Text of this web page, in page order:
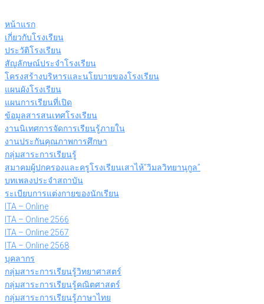
to
content
หน้าแรก
เกี่ยวกับโรงเรียน
ประวัติโรงเรียน
สัญลักษณ์ประจำโรงเรียน
โครงสร้างบริหารและนโยบายของโรงเรียน
แผนผังโรงเรียน
แผนการเรียนที่เปิด
ข้อมูลสารสนเทศโรงเรียน
งานนิเทศการจัดการเรียนรู้ภายใน
งานประกันคุณภาพการศึกษา
กลุ่มสาระการเรียนรู้
สมาคมผู้ปกครองและครูโรงเรียนเสาไห้”วิมลวิทยานุกูล”
บทเพลงประจำสถาบัน
ระเบียบการแต่งกายของนักเรียน
ITA – Online
ITA – Online 2566
ITA – Online 2567
ITA – Online 2568
บุคลากร
กลุ่มสาระการเรียนรู้วิทยาศาสตร์
กลุ่มสาระการเรียนรู้คณิตศาสตร์
กลุ่มสาระการเรียนรู้ภาษาไทย